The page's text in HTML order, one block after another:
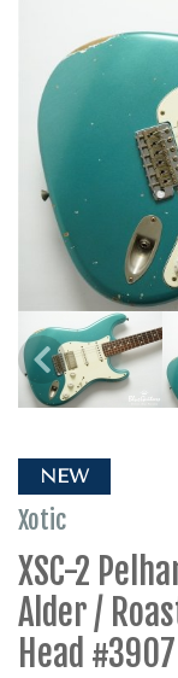
NEW
Xotic
XSC-2
Alder /
Head #3907